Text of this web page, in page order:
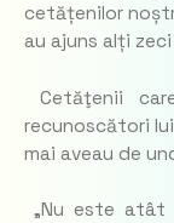
cetățenilor
au ajuns alți
Cetăţenii
recunoscători
mai aveau de
„Nu este atât